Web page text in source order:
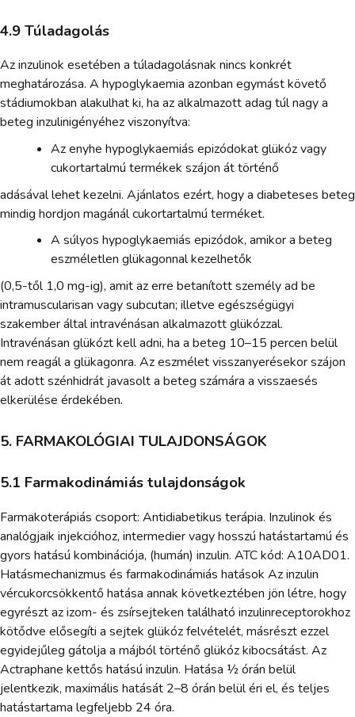
4.9 Túladagolás
Az inzulinok esetében a túladagolásnak nincs konkrét
meghatározása. A hypoglykaemia azonban egymást követő
stádiumokban alakulhat ki, ha az alkalmazott adag túl nagy a
beteg inzulinigényéhez viszonyítva:
Az enyhe hypoglykaemiás epizódokat glükóz vagy
cukortartalmú termékek szájon át történő
adásával lehet kezelni. Ajánlatos ezért, hogy a diabeteses beteg
mindig hordjon magánál cukortartalmú terméket.
A súlyos hypoglykaemiás epizódok, amikor a beteg
eszméletlen glükagonnal kezelhetők
(0,5-től 1,0 mg-ig), amit az erre betanított személy ad be
intramuscularisan vagy subcutan; illetve egészségügyi
szakember által intravénásan alkalmazott glükózzal.
Intravénásan glükózt kell adni, ha a beteg 10–15 percen belül
nem reagál a glükagonra. Az eszmélet visszanyerésekor szájon
át adott szénhidrát javasolt a beteg számára a visszaesés
elkerülése érdekében.
5. FARMAKOLÓGIAI TULAJDONSÁGOK
5.1 Farmakodinámiás tulajdonságok
Farmakoterápiás csoport: Antidiabetikus terápia. Inzulinok és
analógjaik injekcióhoz, intermedier vagy hosszú hatástartamú és
gyors hatású kombinációja, (humán) inzulin. ATC kód: A10AD01.
Hatásmechanizmus és farmakodinámiás hatások Az inzulin
vércukorcsökkentő hatása annak következtében jön létre, hogy
egyrészt az izom- és zsírsejteken található inzulinreceptorokhoz
kötődve elősegíti a sejtek glükóz felvételét, másrészt ezzel
egyidejűleg gátolja a májból történő glükóz kibocsátást. Az
Actraphane kettős hatású inzulin. Hatása ½ órán belül
jelentkezik, maximális hatását 2–8 órán belül éri el, és teljes
hatástartama legfeljebb 24 óra.